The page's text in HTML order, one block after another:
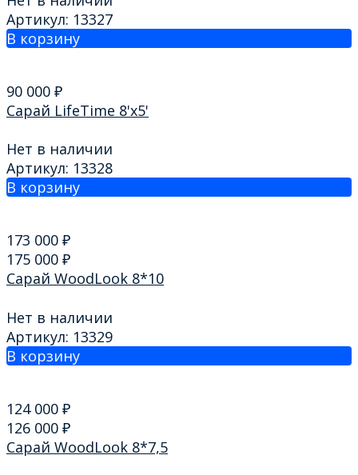
Артикул: 13327
В корзину
90 000 ₽
Сарай LifeTime 8'x5'
Нет в наличии
Артикул: 13328
В корзину
173 000 ₽
175 000 ₽
Сарай WoodLook 8*10
Нет в наличии
Артикул: 13329
В корзину
124 000 ₽
126 000 ₽
Сарай WoodLook 8*7,5